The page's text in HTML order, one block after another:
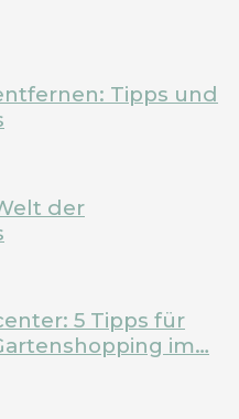
Tipps und
der
5 Tipps für
im…